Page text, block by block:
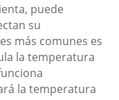
puede
su
más comunes es
la temperatura
la temperatura